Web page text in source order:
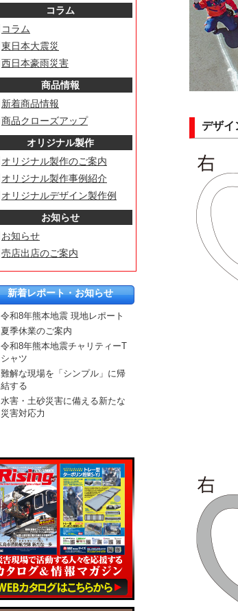
デザイ
コラム
コラム
東日本大震災
西日本豪雨災害
商品情報
新着商品情報
商品クローズアップ
オリジナル製作
オリジナル製作のご案内
オリジナル製作事例紹介
オリジナルデザイン製作例
お知らせ
お知らせ
売店出店のご案内
新着レポート・お知らせ
令和8年熊本地震 現地レポート
夏季休業のご案内
令和8年熊本地震チャリティーT
シャツ
難解な現場を「シンプル」に帰
結する
水害・土砂災害に備える新たな
災害対応力